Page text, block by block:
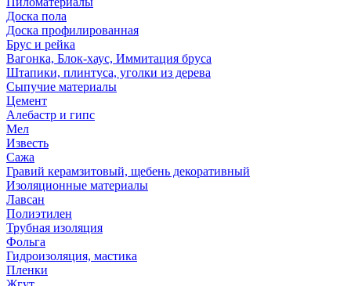
Доска пола
Доска профилированная
Брус и рейка
Вагонка, Блок-хаус, Иммитация бруса
Штапики, плинтуса, уголки из дерева
Сыпучие материалы
Цемент
Алебастр и гипс
Мел
Известь
Сажа
Гравий керамзитовый, щебень декоративный
Изоляционные материалы
Лавсан
Полиэтилен
Трубная изоляция
Фольга
Гидроизоляция, мастика
Пленки